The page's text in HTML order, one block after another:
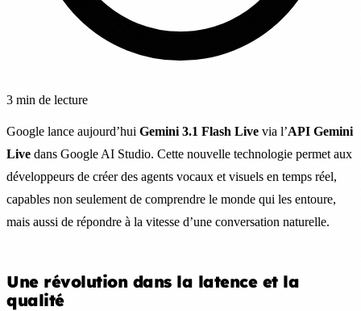
3 min de lecture
Google lance aujourd’hui Gemini 3.1 Flash Live via l’API Gemini
Live dans Google AI Studio. Cette nouvelle technologie permet aux
développeurs de créer des agents vocaux et visuels en temps réel,
capables non seulement de comprendre le monde qui les entoure,
mais aussi de répondre à la vitesse d’une conversation naturelle.
Une révolution dans la latence et la
qualité